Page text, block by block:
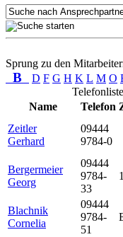
Sprung zu den
B D F G H K L M O
Name
Telefon
Zeitler
Gerhard
09444
9784-0
Bergermeier
Georg
09444
9784-
33
Blachnik
Cornelia
09444
9784-
51